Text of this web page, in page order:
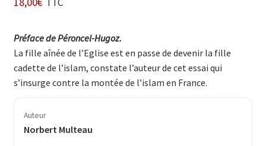
Préface de Péroncel-Hugoz.
La fille aînée de l’Eglise est en passe de devenir la fille
cadette de l’islam, constate l’auteur de cet essai qui
s’insurge contre la montée de l’islam en France.
Auteur
Norbert Multeau